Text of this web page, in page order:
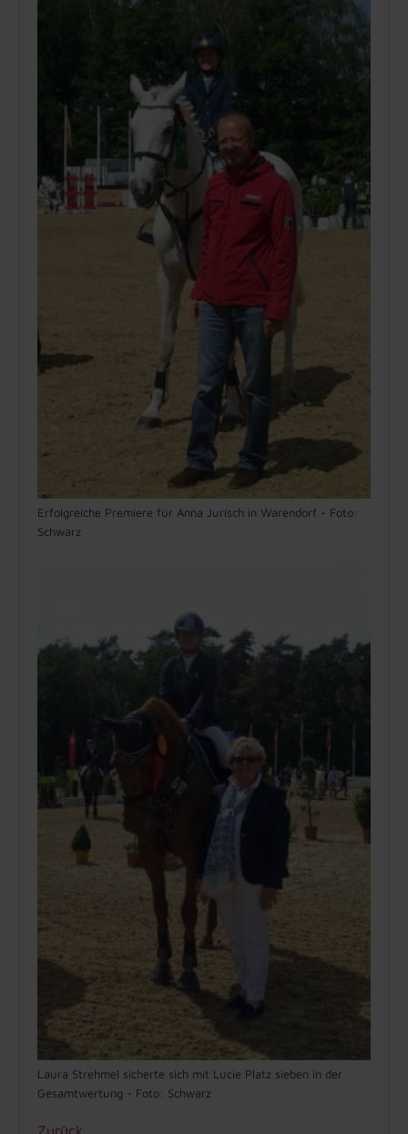
Erfolgreiche Premiere für Anna Jurisch in Warendorf - Foto:
Schwarz
Laura Strehmel sicherte sich mit Lucie Platz sieben in der
Gesamtwertung - Foto: Schwarz
Zurück